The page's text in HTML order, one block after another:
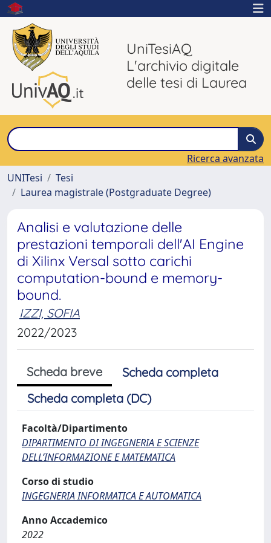
UniTesiAQ
L'archivio digitale
delle tesi di Laurea
Ricerca avanzata
UNITesi
Tesi
Laurea magistrale (Postgraduate Degree)
Analisi e valutazione delle
prestazioni temporali dell'AI Engine
di Xilinx Versal sotto carichi
computation-bound e memory-
bound.
IZZI, SOFIA
2022/2023
Scheda breve
Scheda completa
Scheda completa (DC)
Facoltà/Dipartimento
DIPARTIMENTO DI INGEGNERIA E SCIENZE
DELL’INFORMAZIONE E MATEMATICA
Corso di studio
INGEGNERIA INFORMATICA E AUTOMATICA
Anno Accademico
2022